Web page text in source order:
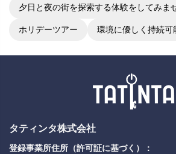
夕日と夜の街を探索する体験をしてみま
ホリデーツアー 環境に優しく持続可
タティンタ株式会社
登録事業所住所（許可証に基づく）：